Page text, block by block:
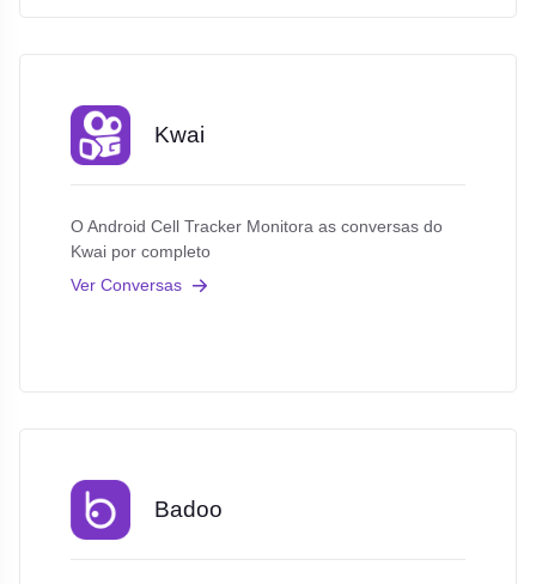
Kwai
O Android Cell Tracker Monitora as conversas do
Kwai por completo
Ver Conversas
Badoo